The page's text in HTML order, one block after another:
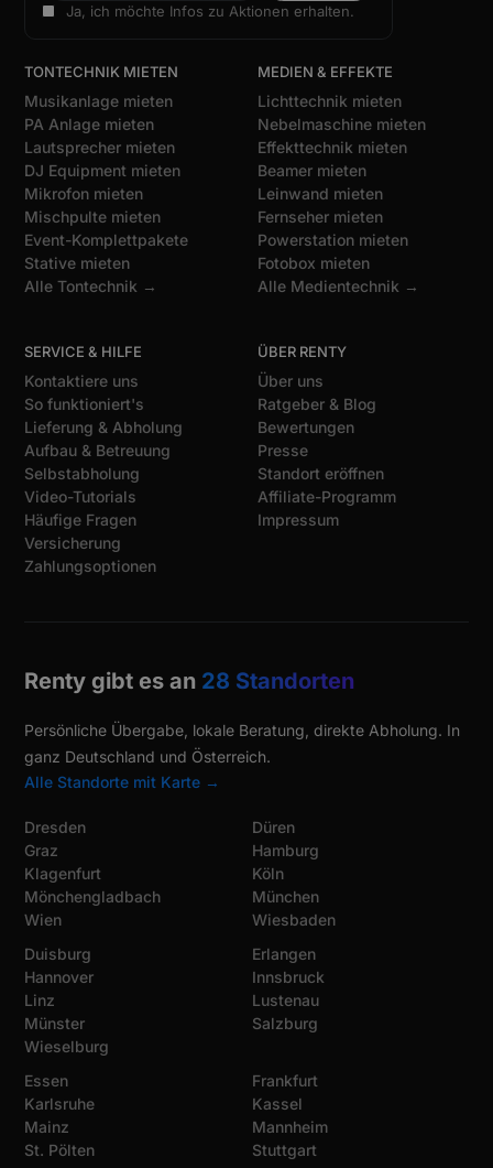
Ja, ich möchte Infos zu Aktionen erhalten.
TONTECHNIK MIETEN
Musikanlage mieten
PA Anlage mieten
Lautsprecher mieten
DJ Equipment mieten
Mikrofon mieten
Mischpulte mieten
Event-Komplettpakete
Stative mieten
Alle Tontechnik →
MEDIEN & EFFEKTE
Lichttechnik mieten
Nebelmaschine mieten
Effekttechnik mieten
Beamer mieten
Leinwand mieten
Fernseher mieten
Powerstation mieten
Fotobox mieten
Alle Medientechnik →
SERVICE & HILFE
Kontaktiere uns
So funktioniert's
Lieferung & Abholung
Aufbau & Betreuung
Selbstabholung
Video-Tutorials
Häufige Fragen
Versicherung
Zahlungsoptionen
ÜBER RENTY
Über uns
Ratgeber & Blog
Bewertungen
Presse
Standort eröffnen
Affiliate-Programm
Impressum
Renty gibt es an 28 Standorten
Persönliche Übergabe, lokale Beratung, direkte Abholung. In
ganz Deutschland und Österreich.
Alle Standorte mit Karte →
Dresden
Graz
Klagenfurt
Mönchengladbach
Wien
Düren
Hamburg
Köln
München
Wiesbaden
Duisburg
Hannover
Linz
Münster
Wieselburg
Erlangen
Innsbruck
Lustenau
Salzburg
Essen
Karlsruhe
Mainz
St. Pölten
Frankfurt
Kassel
Mannheim
Stuttgart